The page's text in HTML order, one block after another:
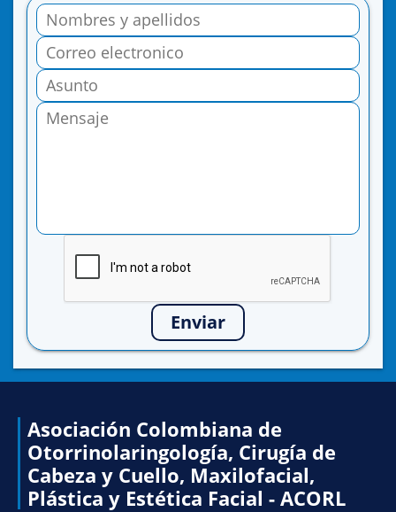
Enviar
Asociación Colombiana de
Otorrinolaringología, Cirugía de
Cabeza y Cuello, Maxilofacial,
Plástica y Estética Facial - ACORL